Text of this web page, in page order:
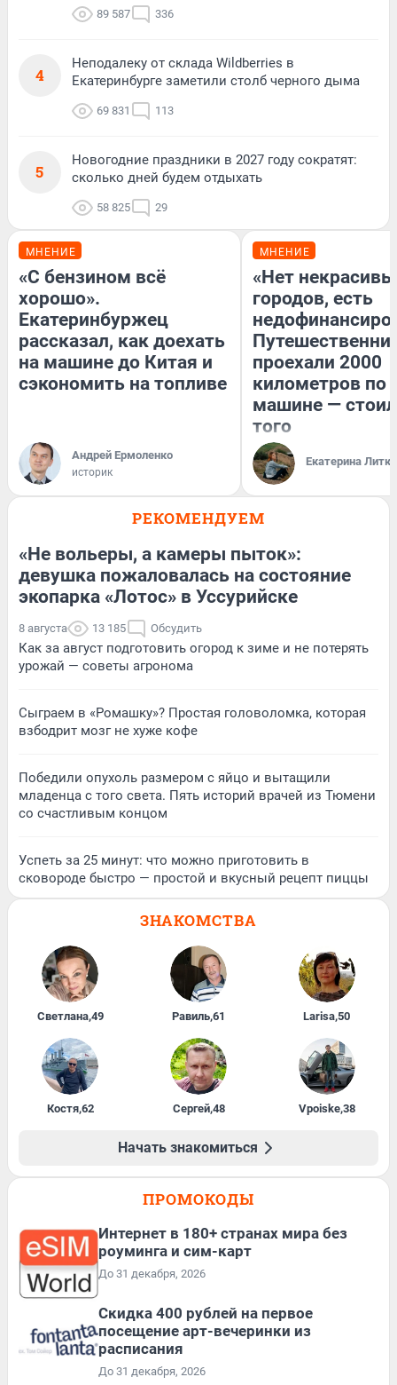
89 587 336
4
Неподалеку от склада Wildberries в
Екатеринбурге заметили столб черного дыма
69 831 113
5
Новогодние праздники в 2027 году сократят:
сколько дней будем отдыхать
58 825 29
МНЕНИЕ
«С бензином всё
хорошо».
Екатеринбуржец
рассказал, как доехать
на машине до Китая и
сэкономить на топливе
Андрей Ермоленко
историк
МНЕНИЕ
«Нет
городов, есть
проехали 2000
километров по
машине —
того
Екатерина
РЕКОМЕНДУЕМ
«Не вольеры, а камеры пыток»:
девушка пожаловалась на состояние
экопарка «Лотос» в Уссурийске
8 августа 13 185 Обсудить
Как за август подготовить огород к зиме и не потерять
урожай — советы агронома
Сыграем в «Ромашку»? Простая головоломка, которая
взбодрит мозг не хуже кофе
Победили опухоль размером с яйцо и вытащили
младенца с того света. Пять историй врачей из Тюмени
со счастливым концом
Успеть за 25 минут: что можно приготовить в
сковороде быстро — простой и вкусный рецепт пиццы
ЗНАКОМСТВА
Светлана,49 Равиль,61 Larisa,50
Костя,62 Сергей,48 Vpoiske,38
Начать знакомиться
ПРОМОКОДЫ
Интернет в 180+ странах мира без
роуминга и сим-карт
До 31 декабря, 2026
Cкидка 400 рублей на первое
посещение арт-вечеринки из
расписания
До 31 декабря, 2026